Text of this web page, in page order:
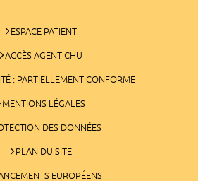
ESPACE PATIENT
ACCÈS AGENT CHU
: PARTIELLEMENT CONFORME
MENTIONS LÉGALES
DES DONNÉES
PLAN DU SITE
EUROPÉENS